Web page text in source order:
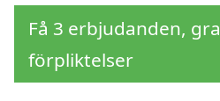
Få 3 erbjudanden,
förpliktelser